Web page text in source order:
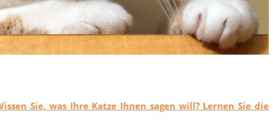
Sie, was Ihre Katze Ihnen sagen will? Lernen Sie die